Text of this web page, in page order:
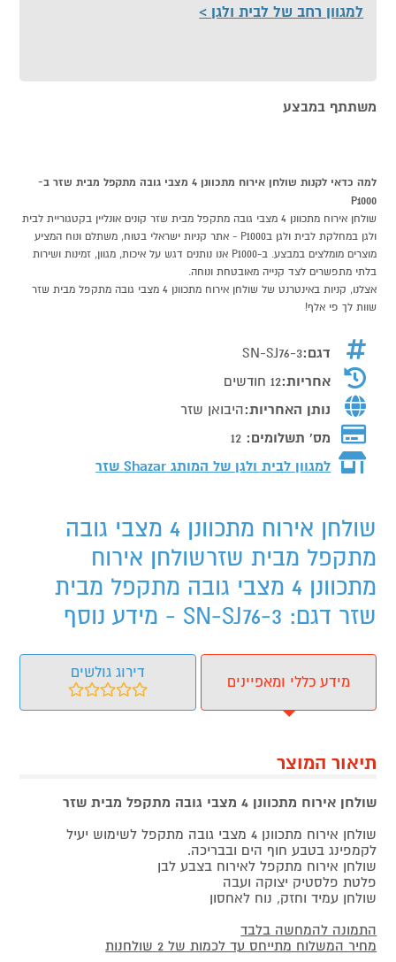
למגוון רחב של לבית ולגן
משתתף במבצע
למה כדאי לקנות שולחן אירוח מתכוונן 4 מצבי גובה מתקפל מבית שזר ב-
P1000
שולחן אירוח מתכוונן 4 מצבי גובה מתקפל מבית שזר קונים אונליין בקטגוריית לבית
ולגן במחלקת לבית ולגן בP1000 - אתר קניות ישראלי בטוח, משתלם ונוח המציע
מוצרים מומלצים במבצע. ב-P1000 אנו נותנים דגש על איכות, מגוון, זמינות ושירות
בלתי מתפשרים לצד קנייה מאובטחת ונוחה.
אצלנו, קניות באינטרנט של שולחן אירוח מתכוונן 4 מצבי גובה מתקפל מבית שזר
שוות לך פי אלף!
דגם:SN-SJ76-3
אחריות:12 חודשים
נותן האחריות:היבואן שזר
מס' תשלומים: 12
למגוון לבית ולגן של המותג Shazar שזר
שולחן אירוח מתכוונן 4 מצבי גובה
מתקפל מבית שזרשולחן אירוח
מתכוונן 4 מצבי גובה מתקפל מבית
שזר דגם: SN-SJ76-3 - מידע נוסף
מידע כללי ומאפיינים
דירוג גולשים
תיאור המוצר
שולחן אירוח מתכוונן 4 מצבי גובה מתקפל מבית שזר
שולחן אירוח מתכוונן 4 מצבי גובה מתקפל לשימוש יעיל
לקמפינג בטבע חוף הים ובבריכה.
שולחן אירוח מתקפל לאירוח בצבע לבן
פלטת פלסטיק יצוקה ועבה
שולחן עמיד וחזק, נוח לאחסון
התמונה להמחשה בלבד
מחיר המשלוח מתייחס עד לכמות של 2 שולחנות